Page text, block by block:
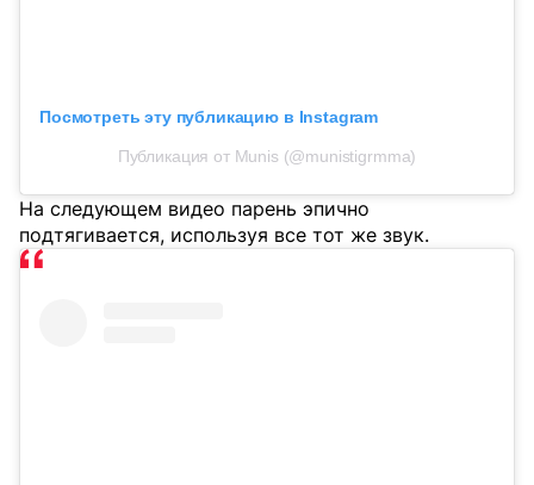
Посмотреть эту публикацию в Instagram
Публикация от Munis (@munistigrmma)
На следующем видео парень эпично
подтягивается, используя все тот же звук.